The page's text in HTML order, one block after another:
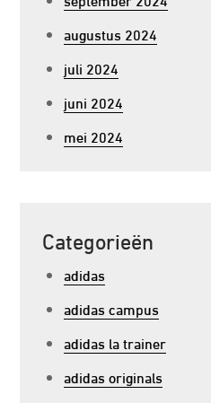
augustus 2024
juli 2024
juni 2024
mei 2024
Categorieën
adidas
adidas campus
adidas la trainer
adidas originals